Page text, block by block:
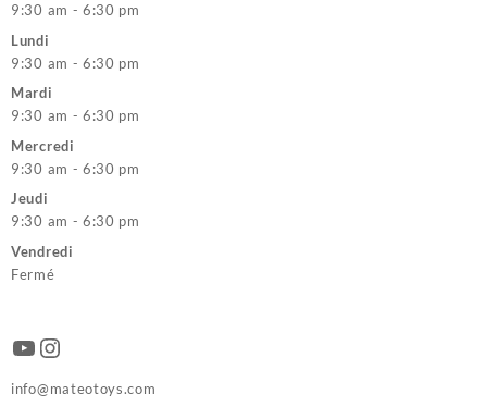
9:30 am - 6:30 pm
Lundi
9:30 am - 6:30 pm
Mardi
9:30 am - 6:30 pm
Mercredi
9:30 am - 6:30 pm
Jeudi
9:30 am - 6:30 pm
Vendredi
Fermé
YouTube
Instagram
info@mateotoys.com